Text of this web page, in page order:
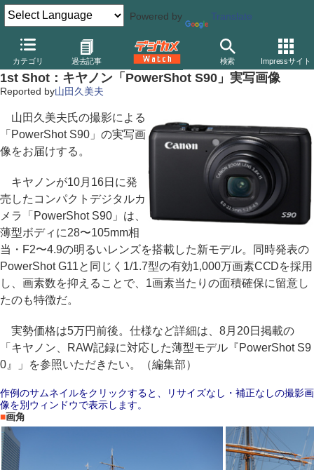
Powered by Translate
カテゴリ 過去記事 検索 Impressサイト
デジカメ Watch カメラ レンズ一体型（コンパクト）カメラ キ
1st Shot：キヤノン「PowerShot S90」実写画像
Reported by山田久美夫
山田久美夫氏の撮影による
「PowerShot S90」の実写画
像をお届けする。
キヤノンが10月16日に発
売したコンパクトデジタルカ
メラ「PowerShot S90」は、
薄型ボディに28〜105mm相
当・F2〜4.9の明るいレンズを搭載した新モデル。同時発表の
PowerShot G11と同じく1/1.7型の有効1,000万画素CCDを採用
し、画素数を抑えることで、1画素当たりの面積確保に留意し
たのも特徴だ。
実勢価格は5万円前後。仕様など詳細は、8月20日掲載の
「キヤノン、RAW記録に対応した薄型モデル『PowerShot S9
0』」を参照いただきたい。（編集部）
作例のサムネイルをクリックすると、リサイズなし・補正なしの撮影画
像を別ウィンドウで表示します。
■画角